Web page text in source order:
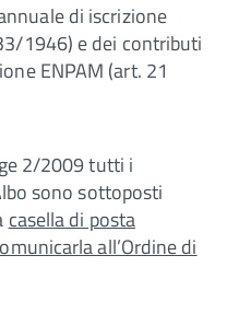
di iscrizione
1946) e dei contributi
ENPAM (art. 21
2/2009 tutti i
sono sottoposti
casella di posta
all’Ordine di